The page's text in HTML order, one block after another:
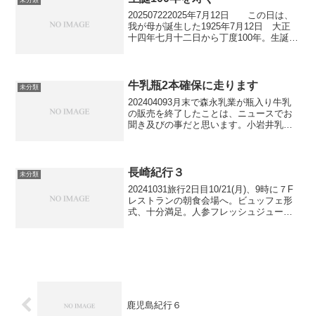
ば、大型書店...
202507222025年7月12日 この日は、
我が母が誕生した1925年7月12日 大正
十四年七月十二日から丁度100年。生誕
未分類 牛乳瓶2本確保に走ります
202404093月末で森永乳業が瓶入り牛乳
の販売を終了したことは、ニュースでお
聞き及びの事だと思います。小岩井乳業
入り牛乳の宅配を...
未分類 長崎紀行３
20241031旅行2日目10/21(月)、9時に７F
レストランの朝食会場へ。ビュッフェ形
式、十分満足。人参フレッシュジュース3
鹿児島紀行６